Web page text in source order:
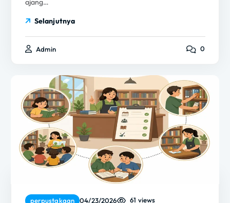
ajang…
Selanjutnya
Admin 0
perpustakaan 04/23/2026 61 views